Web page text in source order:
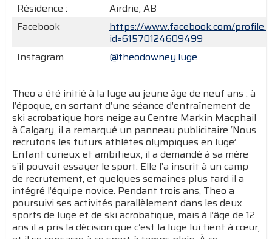
Résidence :
Airdrie, AB
Facebook
https://www.facebook.com/
id=61570124609499
Instagram
@theodowney.luge
Theo a été initié à la luge au jeune âge de neuf ans : à
l’époque, en sortant d’une séance d’entraînement de
ski acrobatique hors neige au Centre Markin Macphail
à Calgary, il a remarqué un panneau publicitaire ‘Nous
recrutons les futurs athlètes olympiques en luge’.
Enfant curieux et ambitieux, il a demandé à sa mère
s’il pouvait essayer le sport. Elle l’a inscrit à un camp
de recrutement, et quelques semaines plus tard il a
intégré l’équipe novice. Pendant trois ans, Theo a
poursuivi ses activités parallèlement dans les deux
sports de luge et de ski acrobatique, mais à l’âge de 12
ans il a pris la décision que c’est la luge lui tient à cœur,